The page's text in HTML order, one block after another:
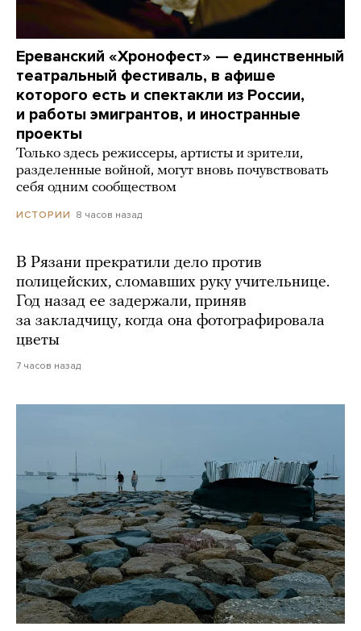
Ереванский «Хронофест» — единственный
театральный фестиваль, в афише
которого есть и спектакли из России,
и работы эмигрантов, и иностранные
проекты
Только здесь режиссеры, артисты и зрители,
разделенные войной, могут вновь почувствовать
себя одним сообществом
ИСТОРИИ 8 часов назад
В Рязани прекратили дело против
полицейских, сломавших руку учительнице.
Год назад ее задержали, приняв
за закладчицу, когда она фотографировала
цветы
7 часов назад